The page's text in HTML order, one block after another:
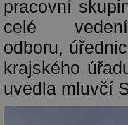
pracovní
celé
odboru,
krajského
uvedla mluvčí